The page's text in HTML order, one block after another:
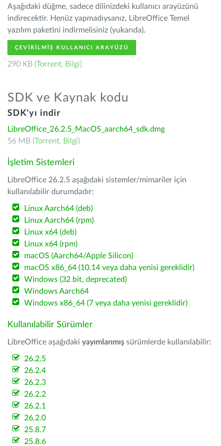
Aşağıdaki düğme, sadece dilinizdeki kullanıcı arayüzünü
indirecektir. Henüz yapmadıysanız, LibreOffice Temel
yazılım paketini indirmelisiniz (yukarıda).
ÇEVIRILMIŞ KULLANICI ARAYÜZÜ
290 KB (Torrent, Bilgi)
SDK ve Kaynak kodu
SDK'yı indir
LibreOffice_26.2.5_MacOS_aarch64_sdk.dmg
56 MB (Torrent, Bilgi)
İşletim Sistemleri
LibreOffice 26.2.5 aşağıdaki sistemler/mimariler için
kullanılabilir durumdadır:
Linux Aarch64 (deb)
Linux Aarch64 (rpm)
Linux x64 (deb)
Linux x64 (rpm)
macOS (Aarch64/Apple Silicon)
macOS x86_64 (10.14 veya daha yenisi gereklidir)
Windows (32 bit, deprecated)
Windows Aarch64
Windows x86_64 (7 veya daha yenisi gereklidir)
Kullanılabilir Sürümler
LibreOffice aşağıdaki yayımlanmış sürümlerde kullanılabilir:
26.2.5
26.2.4
26.2.3
26.2.2
26.2.1
26.2.0
25.8.7
25.8.6